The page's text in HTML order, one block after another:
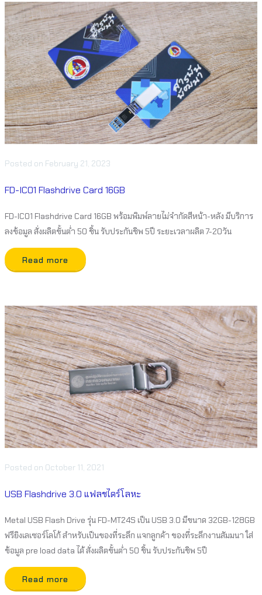
Posted on February 21, 2023
FD-IC01 Flashdrive Card 16GB
FD-IC01 Flashdrive Card 16GB พร้อมพิมพ์ลายไม่จำกัดสีหน้า-หลัง มีบริการ
ลงข้อมูล สั่งผลิตขั้นต่ำ 50 ชิ้น รับประกันชิพ 5ปี ระยะเวลาผลิต 7-20วัน
Read more
Posted on October 11, 2021
USB Flashdrive 3.0 แฟลชไดร์โลหะ
Metal USB Flash Drive รุ่น FD-MT24S เป็น USB 3.0 มีขนาด 32GB-128GB
ฟรียิงเลเซอร์โลโก้ สำหรับเป็นของที่ระลึก แจกลูกค้า ของที่ระลึกงานสัมมนา ใส่
ข้อมูล pre load data ได้ สั่งผลิตขั้นต่ำ 50 ชิ้น รับประกันชิพ 5ปี
Read more